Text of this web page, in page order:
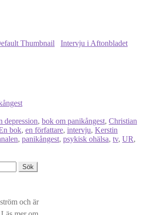
Intervju i Aftonbladet
depression, bok om panikångest, Christian
bok, en författare, intervju, Kerstin
, panikångest, psykisk ohälsa, tv, UR,
och är